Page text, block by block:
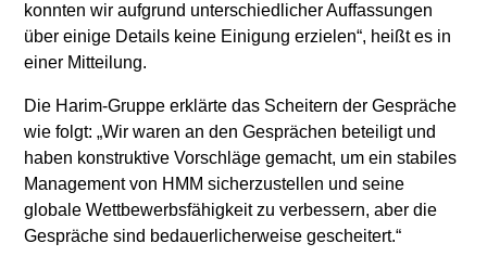
konnten wir aufgrund unterschiedlicher Auffassungen
über einige Details keine Einigung erzielen“, heißt es in
einer Mitteilung.
Die Harim-Gruppe erklärte das Scheitern der Gespräche
wie folgt: „Wir waren an den Gesprächen beteiligt und
haben konstruktive Vorschläge gemacht, um ein stabiles
Management von HMM sicherzustellen und seine
globale Wettbewerbsfähigkeit zu verbessern, aber die
Gespräche sind bedauerlicherweise gescheitert.“